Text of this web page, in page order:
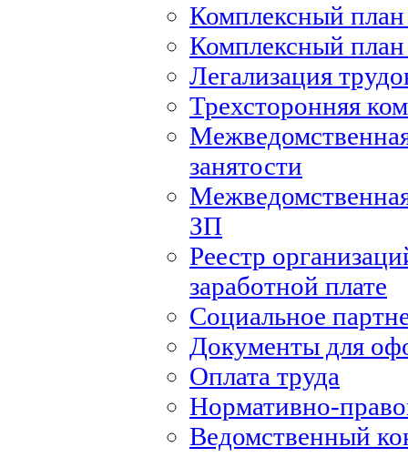
Комплексный
Комплексный
Легализация
Трехсторонняя
занятости
ЗП
Реестр
заработной плате
Социальное
Документы для
Оплата труда
Нормативно-
Ведомственный